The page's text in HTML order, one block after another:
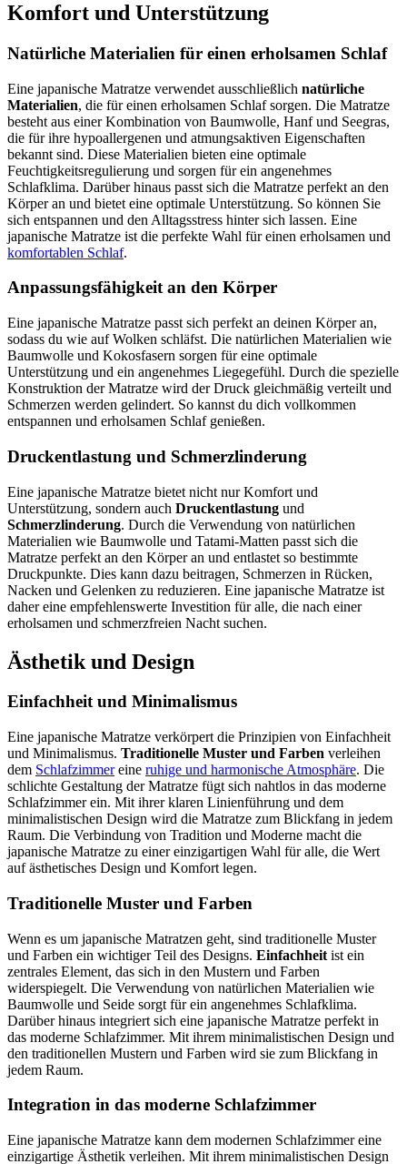
Komfort und Unterstützung
Natürliche Materialien für einen erholsamen Schlaf
Eine japanische Matratze verwendet ausschließlich natürliche
Materialien, die für einen erholsamen Schlaf sorgen. Die Matratze
besteht aus einer Kombination von Baumwolle, Hanf und Seegras,
die für ihre hypoallergenen und atmungsaktiven Eigenschaften
bekannt sind. Diese Materialien bieten eine optimale
Feuchtigkeitsregulierung und sorgen für ein angenehmes
Schlafklima. Darüber hinaus passt sich die Matratze perfekt an den
Körper an und bietet eine optimale Unterstützung. So können Sie
sich entspannen und den Alltagsstress hinter sich lassen. Eine
japanische Matratze ist die perfekte Wahl für einen erholsamen und
komfortablen Schlaf.
Anpassungsfähigkeit an den Körper
Eine japanische Matratze passt sich perfekt an deinen Körper an,
sodass du wie auf Wolken schläfst. Die natürlichen Materialien wie
Baumwolle und Kokosfasern sorgen für eine optimale
Unterstützung und ein angenehmes Liegegefühl. Durch die spezielle
Konstruktion der Matratze wird der Druck gleichmäßig verteilt und
Schmerzen werden gelindert. So kannst du dich vollkommen
entspannen und erholsamen Schlaf genießen.
Druckentlastung und Schmerzlinderung
Eine japanische Matratze bietet nicht nur Komfort und
Unterstützung, sondern auch Druckentlastung und
Schmerzlinderung. Durch die Verwendung von natürlichen
Materialien wie Baumwolle und Tatami-Matten passt sich die
Matratze perfekt an den Körper an und entlastet so bestimmte
Druckpunkte. Dies kann dazu beitragen, Schmerzen in Rücken,
Nacken und Gelenken zu reduzieren. Eine japanische Matratze ist
daher eine empfehlenswerte Investition für alle, die nach einer
erholsamen und schmerzfreien Nacht suchen.
Ästhetik und Design
Einfachheit und Minimalismus
Eine japanische Matratze verkörpert die Prinzipien von Einfachheit
und Minimalismus. Traditionelle Muster und Farben verleihen
dem Schlafzimmereine ruhige und harmonische Atmosphäre. Die
schlichte Gestaltung der Matratze fügt sich nahtlos in das moderne
Schlafzimmer ein. Mit ihrer klaren Linienführung und dem
minimalistischen Design wird die Matratze zum Blickfang in jedem
Raum. Die Verbindung von Tradition und Moderne macht die
japanische Matratze zu einer einzigartigen Wahl für alle, die Wert
auf ästhetisches Design und Komfort legen.
Traditionelle Muster und Farben
Wenn es um japanische Matratzen geht, sind traditionelle Muster
und Farben ein wichtiger Teil des Designs. Einfachheit ist ein
zentrales Element, das sich in den Mustern und Farben
widerspiegelt. Die Verwendung von natürlichen Materialien wie
Baumwolle und Seide sorgt für ein angenehmes Schlafklima.
Darüber hinaus integriert sich eine japanische Matratze perfekt in
das moderne Schlafzimmer. Mit ihrem minimalistischen Design und
den traditionellen Mustern und Farben wird sie zum Blickfang in
jedem Raum.
Integration in das moderne Schlafzimmer
Eine japanische Matratze kann dem modernen Schlafzimmer eine
einzigartige Ästhetik verleihen. Mit ihrem minimalistischen Design